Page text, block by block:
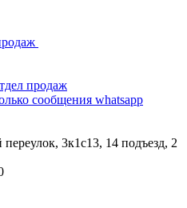
продаж
сообщения whatsapp
3к1с13, 14 подъезд, 2